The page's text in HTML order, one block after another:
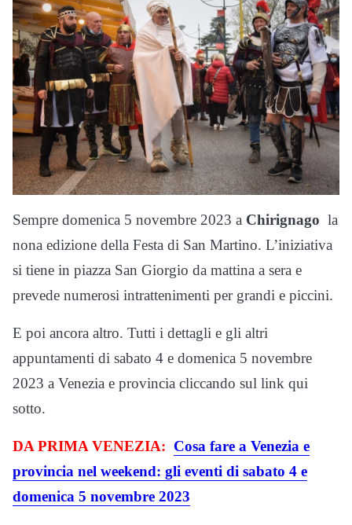
Sempre domenica 5 novembre 2023 a Chirignago la
nona edizione della Festa di San Martino. L’iniziativa
si tiene in piazza San Giorgio da mattina a sera e
prevede numerosi intrattenimenti per grandi e piccini.
E poi ancora altro. Tutti i dettagli e gli altri
appuntamenti di sabato 4 e domenica 5 novembre
2023 a Venezia e provincia cliccando sul link qui
sotto.
DA PRIMA VENEZIA: Cosa fare a Venezia e
provincia nel weekend: gli eventi di sabato 4 e
domenica 5 novembre 2023